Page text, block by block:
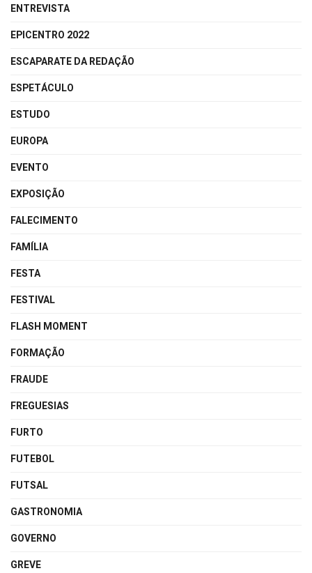
ENTREVISTA
EPICENTRO 2022
ESCAPARATE DA REDAÇÃO
ESPETÁCULO
ESTUDO
EUROPA
EVENTO
EXPOSIÇÃO
FALECIMENTO
FAMÍLIA
FESTA
FESTIVAL
FLASH MOMENT
FORMAÇÃO
FRAUDE
FREGUESIAS
FURTO
FUTEBOL
FUTSAL
GASTRONOMIA
GOVERNO
GREVE